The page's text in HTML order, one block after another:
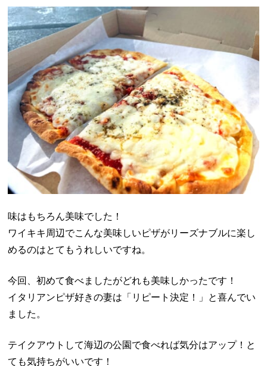
味はもちろん美味でした！
ワイキキ周辺でこんな美味しいピザがリーズナブルに楽し
めるのはとてもうれしいですね。
今回、初めて食べましたがどれも美味しかったです！
イタリアンピザ好きの妻は「リピート決定！」と喜んでい
ました。
テイクアウトして海辺の公園で食べれば気分はアップ！と
ても気持ちがいいです！